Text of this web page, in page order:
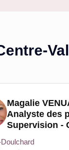
Magalie
Analyste des
Supervision -